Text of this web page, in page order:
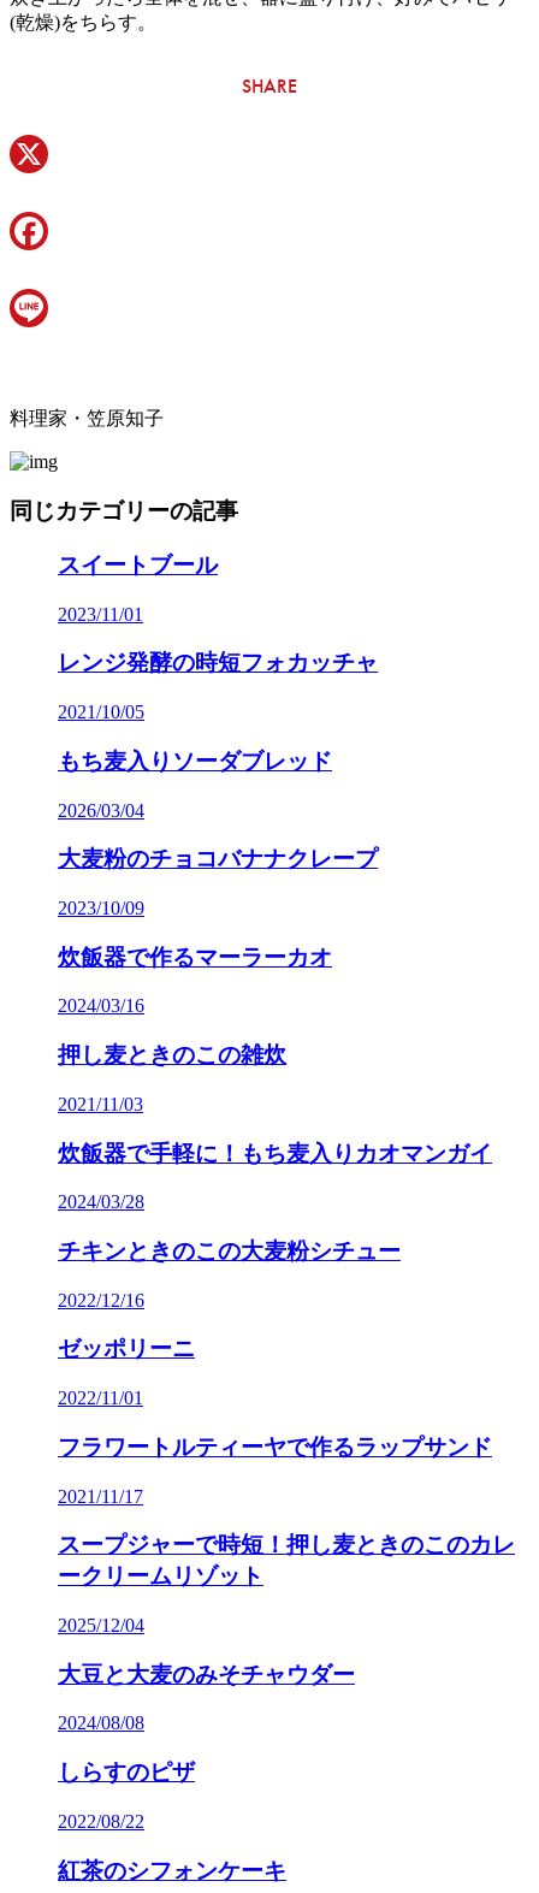
(乾燥)をちらす。
SHARE
料理家・笠原知子
同じカテゴリーの記事
スイートブール
2023/11/01
レンジ発酵の時短フォカッチャ
2021/10/05
もち麦入りソーダブレッド
2026/03/04
大麦粉のチョコバナナクレープ
2023/10/09
炊飯器で作るマーラーカオ
2024/03/16
押し麦ときのこの雑炊
2021/11/03
炊飯器で手軽に！もち麦入りカオマンガイ
2024/03/28
チキンときのこの大麦粉シチュー
2022/12/16
ゼッポリーニ
2022/11/01
フラワートルティーヤで作るラップサンド
2021/11/17
スープジャーで時短！押し麦ときのこのカレ
ークリームリゾット
2025/12/04
大豆と大麦のみそチャウダー
2024/08/08
しらすのピザ
2022/08/22
紅茶のシフォンケーキ